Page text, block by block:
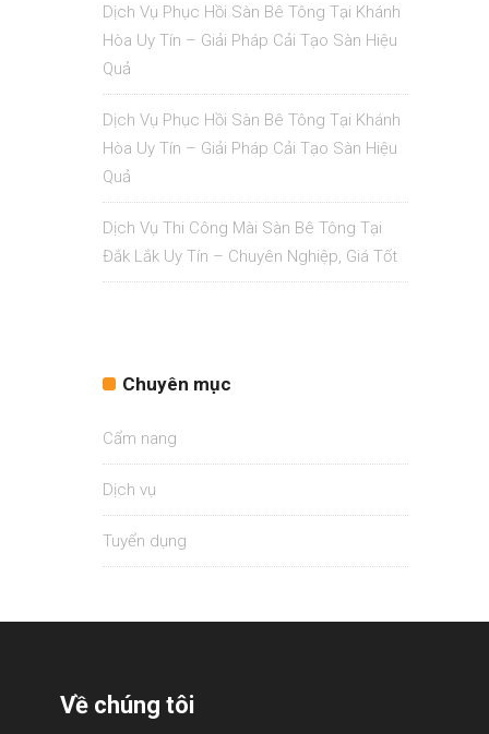
Dịch Vụ Phục Hồi Sàn Bê Tông Tại Khánh
Hòa Uy Tín – Giải Pháp Cải Tạo Sàn Hiệu
Quả
Dịch Vụ Phục Hồi Sàn Bê Tông Tại Khánh
Hòa Uy Tín – Giải Pháp Cải Tạo Sàn Hiệu
Quả
Dịch Vụ Thi Công Mài Sàn Bê Tông Tại
Đắk Lắk Uy Tín – Chuyên Nghiệp, Giá Tốt
Chuyên mục
Cẩm nang
Dịch vụ
Tuyển dụng
Về chúng tôi